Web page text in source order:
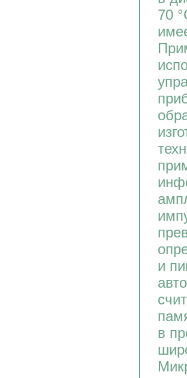
70
и
в